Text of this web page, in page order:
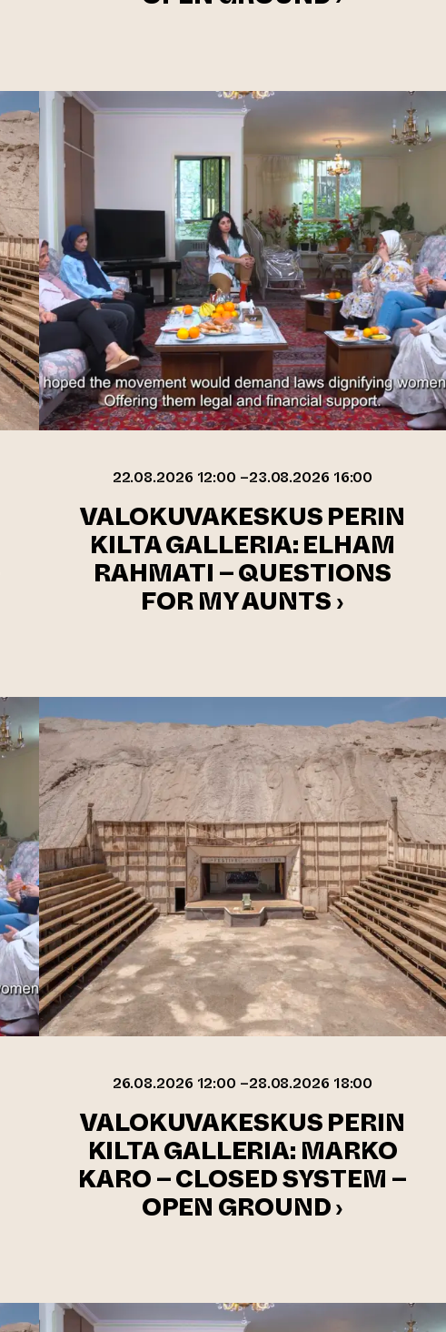
22.08.2026 12:00 –23.08.2026 16:00
VALOKUVAKESKUS PERIN
KILTA GALLERIA: ELHAM
RAHMATI – QUESTIONS
FOR MY AUNTS ›
26.08.2026 12:00 –28.08.2026 18:00
VALOKUVAKESKUS PERIN
KILTA GALLERIA: MARKO
KARO – CLOSED SYSTEM –
OPEN GROUND ›